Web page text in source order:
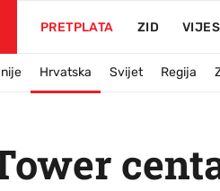
PRETPLATA ZID
Hrvatska Svijet Regija